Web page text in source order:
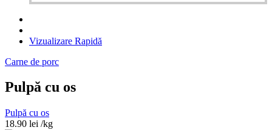
Vizualizare Rapidă
Carne de porc
Pulpă cu os
Pulpă cu os
18.90 lei /kg